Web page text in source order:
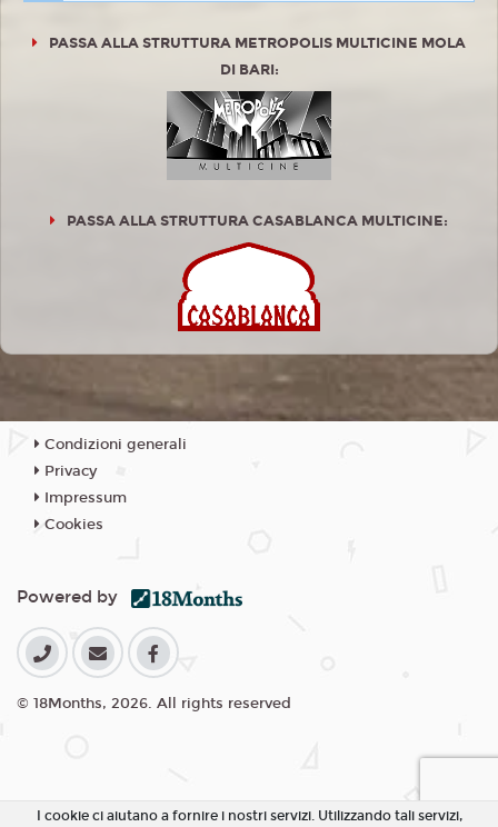
PASSA ALLA STRUTTURA METROPOLIS MULTICINE MOLA
DI BARI:
PASSA ALLA STRUTTURA CASABLANCA MULTICINE:
Condizioni generali
Privacy
Impressum
Cookies
Powered by
© 18Months, 2026. All rights reserved
I cookie ci aiutano a fornire i nostri servizi. Utilizzando tali servizi,